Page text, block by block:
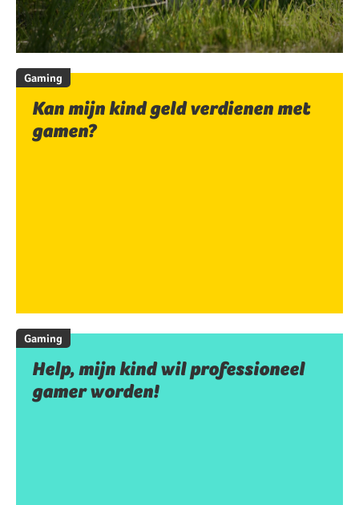
Gaming
Kan mijn kind geld verdienen met
gamen?
Gaming
Help, mijn kind wil professioneel
gamer worden!